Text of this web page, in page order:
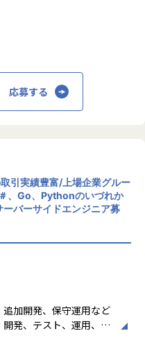
み、機能開発をフロン
も深く関わりながら、
計・技術選定・方針策
じたチームの技術力の
の策定と推進（Jest, Pla
仕様の検討・フィード
、フロントエンドに閉
グプロダクトの設計〜
きる
らBizサイドやPdMと
応募する
引実績豊富/上場企業グルー
、Go、Pythonのいづれか
バーサイドエンジニア募
加開発、保守運用など
開発、テスト、運用、保